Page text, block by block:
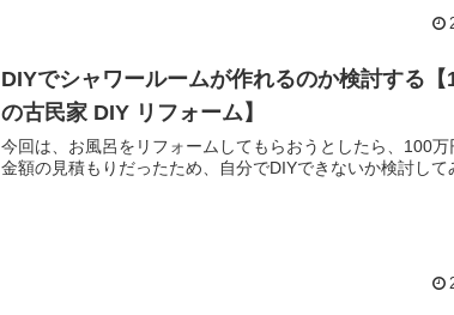
DIYでシャワールームが作れるのか検討する【
の古民家 DIY リフォーム】
今回は、お風呂をリフォームしてもらおうとしたら、100万
金額の見積もりだったため、自分でDIYできないか検討して